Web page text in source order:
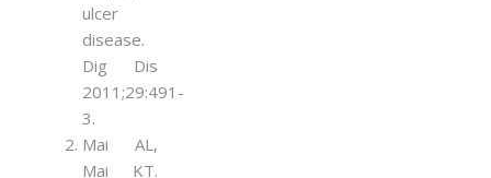
ulcer
disease.
Dig Dis
2011;29:491-
3.
Mai AL,
Mai KT.